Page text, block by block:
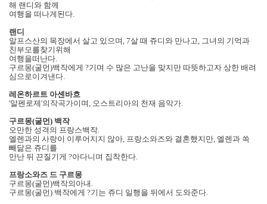
해 랜디와 함께
여행을 떠나게된다.
랜디
알프스산의 목장에서 살고 있으며, 7살 때 쥬디와 만나고, 그녀의 기억과
친부모를찾기위해
여행을떠난다.
구르몽(굴먼)백작에게 ?기며 수 많은 고난을 맞지만 따뜻하고자 상한 배려
심으로이겨낸다.
레온하르트 아셴바흐
'알펜로제'의작곡가이며, 오스트리아의 천재 음악가.
구르몽(굴먼) 백작
오만한 성격의 프랑스백작.
엘렌과의 사랑이 이루어지지 않아, 프랑소와즈와 결혼했지만, 엘렌과 쏙
빼닮은 쥬디를
만난 뒤 끈질기게 ?아다니며 집착한다.
프랑소와즈 드 구르몽
구르몽(굴먼)백작의아내 .
구르몽(굴먼) 백작에게 ?기는 쥬디 일행을 뒤에서 도와준다.